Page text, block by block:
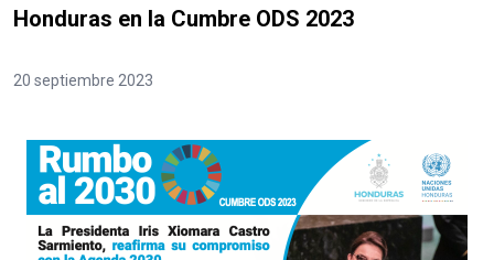
Honduras en la Cumbre ODS 2023
20 septiembre 2023